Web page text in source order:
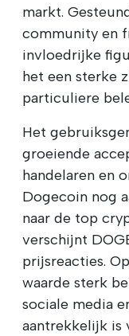
markt.
community en
invloedrijke
het een sterke
particuliere
Het
groeiende
handelaren en
Dogecoin nog
naar de top
verschijnt
prijsreacties.
waarde sterk
sociale media
aantrekkelijk is